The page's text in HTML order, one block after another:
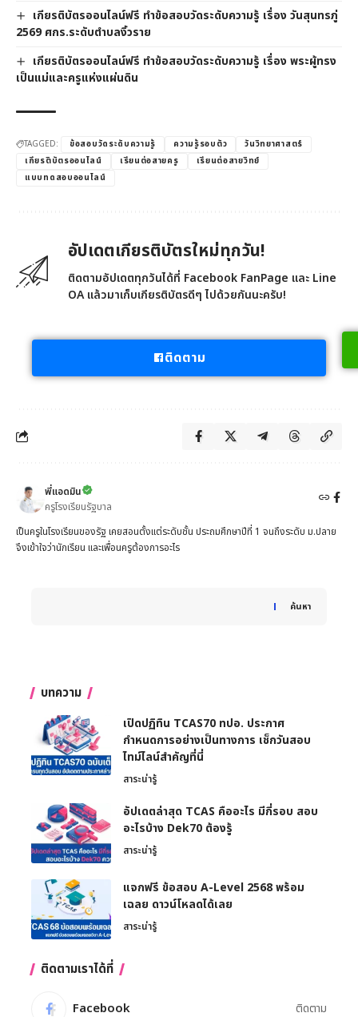
เกียรติบัตรออนไลน์ฟรี ทำข้อสอบวัดระดับความรู้ เรื่อง วันสุนทรภู่
2569 ศกร.ระดับตำบลงิ้วราย
เกียรติบัตรออนไลน์ฟรี ทำข้อสอบวัดระดับความรู้ เรื่อง พระผู้ทรง
เป็นแม่และครูแห่งแผ่นดิน
TAGGED: ข้อสอบวัดระดับความรู้ ความรู้รอบตัว
วันวิทยาศาสตร์
เกียรติบัตรออนไลน์
เรียนต่อสายครู
เรียนต่อสายวิทย์
แบบทดสอบออนไลน์
อัปเดตเกียรติบัตรใหม่ทุกวัน!
ติดตามอัปเดตทุกวันได้ที่ Facebook FanPage และ Line
OA แล้วมาเก็บเกียรติบัตรดีๆ ไปด้วยกันนะครับ!
ติดตาม
พี่แอดมิน
ครูโรงเรียนรัฐบาล
เป็นครูในโรงเรียนของรัฐ เคยสอนตั้งแต่ระดับชั้น ประถมศึกษาปีที่ 1 จนถึงระดับ ม.ปลาย
จึงเข้าใจว่านักเรียน และเพื่อนครูต้องการอะไร
ค้นหา
When autocomplete results are available use up and
บทความ
เปิดปฏิทิน TCAS70 ทปอ. ประกาศ
กำหนดการอย่างเป็นทางการ เช็กวันสอบ
ไทม์ไลน์สำคัญที่นี่
สาระน่ารู้
อัปเดตล่าสุด TCAS คืออะไร มีกี่รอบ สอบ
อะไรบ้าง Dek70 ต้องรู้
สาระน่ารู้
แจกฟรี ข้อสอบ A-Level 2568 พร้อม
เฉลย ดาวน์โหลดได้เลย
สาระน่ารู้
ติดตามเราได้ที่
Facebook ติดตาม